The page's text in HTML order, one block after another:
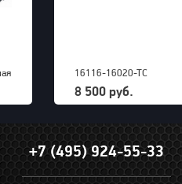
16116-16020-TC
ГИДРАВЛИЧЕСКИЕ
8 500 руб.
+7 (495) 924-55-33